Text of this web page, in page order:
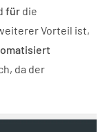
für die
weiterer Vorteil ist,
da der